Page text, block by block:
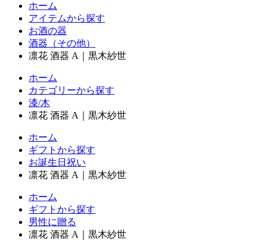
ホーム
アイテムから探す
お酒の器
酒器（その他）
凛花 酒器 A｜黒木紗世
ホーム
カテゴリーから探す
漆/木
凛花 酒器 A｜黒木紗世
ホーム
ギフトから探す
お誕生日祝い
凛花 酒器 A｜黒木紗世
ホーム
ギフトから探す
男性に贈る
凛花 酒器 A｜黒木紗世